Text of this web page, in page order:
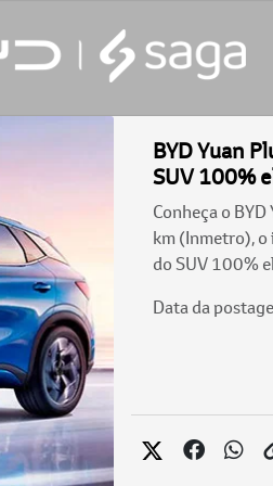
BYD Yuan
SUV 100%
Conheça o
km (Inmetro), o
do SUV 100%
Data da